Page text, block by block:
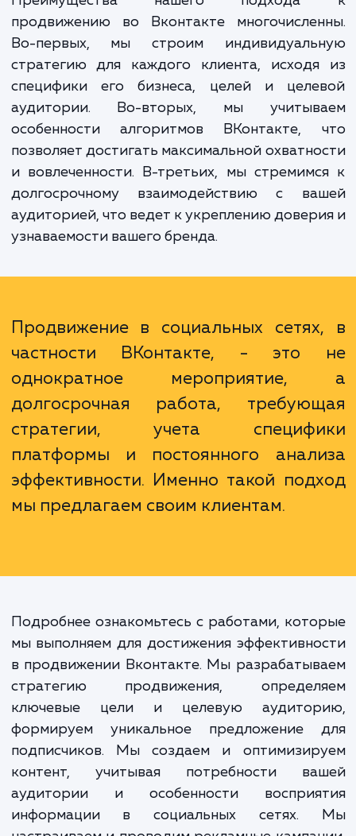
слышимым, а ваши продукты и
желанными для широкой аудитории
платформы.
Преимущества нашего
продвижению во Вконтакте
Во-первых, мы строим
стратегию для каждого клиента,
специфики его бизнеса, целей и
аудитории. Во-вторых, мы
позволяет достигать максимальной
долгосрочному взаимодействию с
аудиторией, что ведет к укреплению
Продвижение в социальных
частности ВКонтакте, - это
платформы и постоянного
эффективности. Именно такой
мы предлагаем своим клиентам.
Подробнее ознакомьтесь с работами,
мы выполняем для достижения